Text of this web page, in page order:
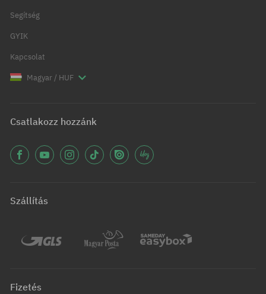
Segítség
GYIK
Kapcsolat
Magyar / HUF
Csatlakozz hozzánk
Szállítás
Fizetés